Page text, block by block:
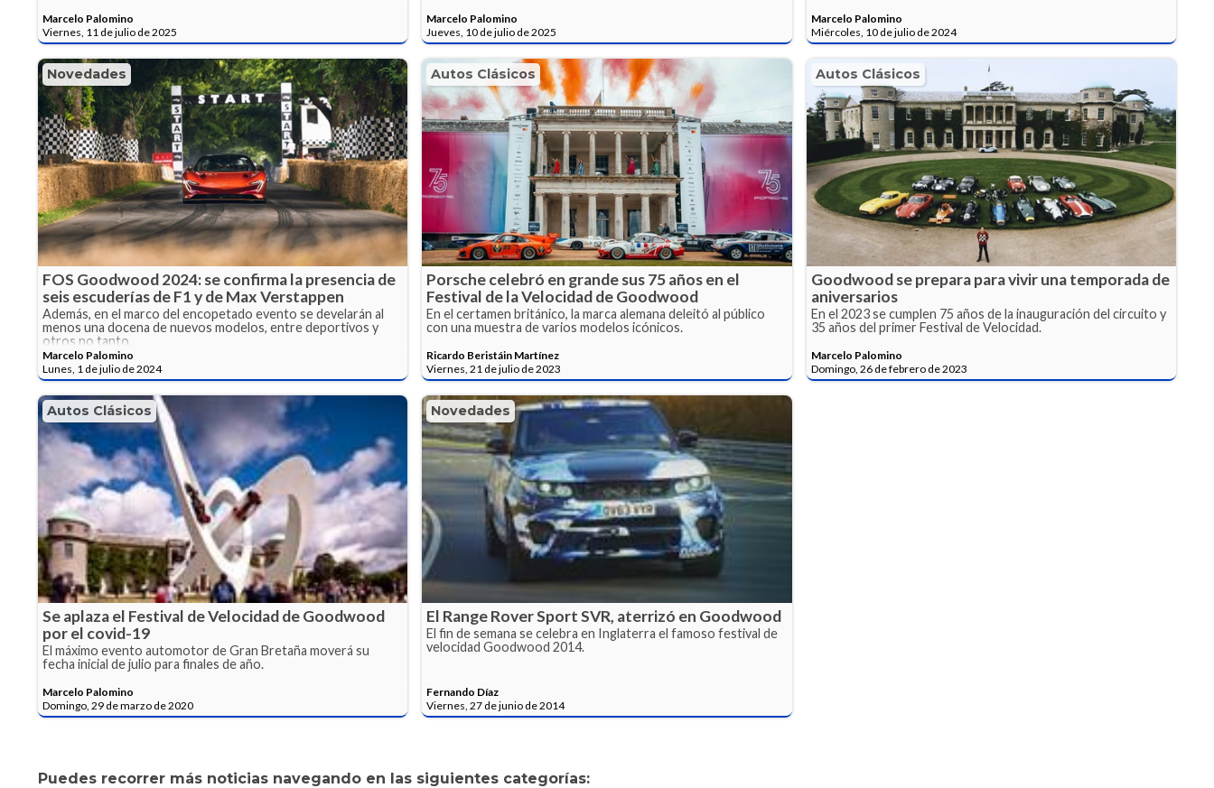
Marcelo Palomino
Viernes, 11 de julio de 2025
Marcelo Palomino
Jueves, 10 de julio de 2025
Marcelo Palomino
Miércoles, 10 de julio de 2024
Novedades
FOS Goodwood 2024: se confirma la presencia de
seis escuderías de F1 y de Max Verstappen
Además, en el marco del encopetado evento se develarán al
menos una docena de nuevos modelos, entre deportivos y
otros no tanto.
Marcelo Palomino
Lunes, 1 de julio de 2024
Autos Clásicos
Porsche celebró en grande sus 75 años en el
Festival de la Velocidad de Goodwood
En el certamen británico, la marca alemana deleitó al público
con una muestra de varios modelos icónicos.
Ricardo Beristáin Martínez
Viernes, 21 de julio de 2023
Autos Clásicos
Goodwood se prepara para vivir una temporada de
aniversarios
En el 2023 se cumplen 75 años de la inauguración del circuito y
35 años del primer Festival de Velocidad.
Marcelo Palomino
Domingo, 26 de febrero de 2023
Autos Clásicos
Se aplaza el Festival de Velocidad de Goodwood
por el covid-19
El máximo evento automotor de Gran Bretaña moverá su
fecha inicial de julio para finales de año.
Marcelo Palomino
Domingo, 29 de marzo de 2020
Novedades
El Range Rover Sport SVR, aterrizó en Goodwood
El fin de semana se celebra en Inglaterra el famoso festival de
velocidad Goodwood 2014.
Fernando Díaz
Viernes, 27 de junio de 2014
Puedes recorrer más noticias navegando en las siguientes categorías: